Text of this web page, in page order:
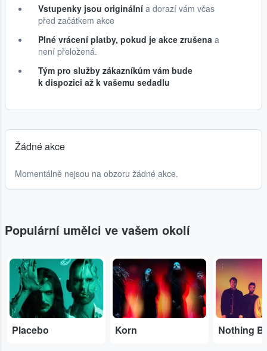
Vstupenky jsou originální a dorazí vám včas
před začátkem akce
Plné vrácení platby, pokud je akce zrušena a
není přeložená.
Tým pro služby zákazníkům vám bude
k dispozici až k vašemu sedadlu
Žádné akce
Momentálně nejsou na obzoru žádné akce.
Populární umělci ve vašem okolí
...
Placebo
...
Korn
...